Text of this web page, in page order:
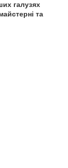
галузях
та